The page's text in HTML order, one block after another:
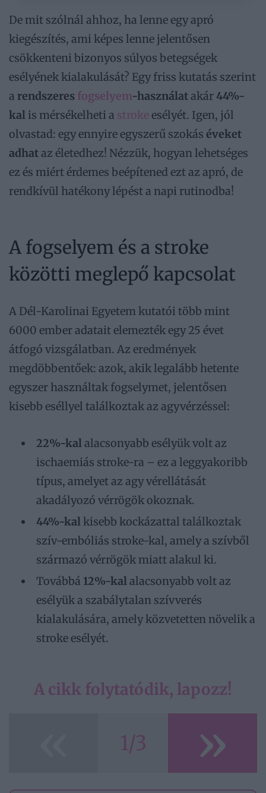
De mit szólnál ahhoz, ha lenne egy apró
kiegészítés, ami képes lenne jelentősen
csökkenteni bizonyos súlyos betegségek
esélyének kialakulását? Egy friss kutatás szerint
a rendszeres fogselyem-használatakár44%-
kal is mérsékelheti a strokeesélyét. Igen, jól
olvastad: egy ennyire egyszerű szokás éveket
adhataz életedhez! Nézzük, hogyan lehetséges
ez és miért érdemes beépítened ezt az apró, de
rendkívül hatékony lépést a napi rutinodba!
A fogselyem és a stroke
közötti meglepő kapcsolat
A Dél-Karolinai Egyetem kutatói több mint
6000 ember adatait elemezték egy 25 évet
átfogó vizsgálatban. Az eredmények
megdöbbentőek: azok, akik legalább hetente
egyszer használtak fogselymet, jelentősen
kisebb eséllyel találkoztak az agyvérzéssel:
22%-kalalacsonyabb esélyük volt az
ischaemiás stroke-ra – ez a leggyakoribb
típus, amelyet az agy vérellátását
akadályozó vérrögök okoznak.
44%-kal kisebb kockázattal találkoztak
szív-embóliás stroke-kal, amely a szívből
származó vérrögök miatt alakul ki.
Továbbá 12%-kalalacsonyabb volt az
esélyük a szabálytalan szívverés
kialakulására, amely közvetetten növelik a
stroke esélyét.
A cikk folytatódik, lapozz!
1/3 »